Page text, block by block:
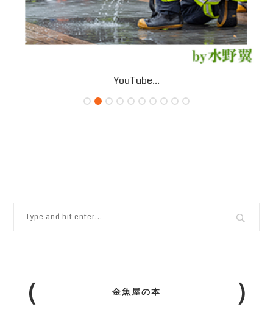
YouTube...
金魚屋の本